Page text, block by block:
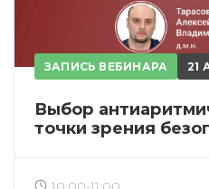
ЗАПИСЬ ВЕБИНАРА 21
Выбор
точки зрения